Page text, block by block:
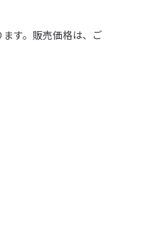
す。販売価格は、ご